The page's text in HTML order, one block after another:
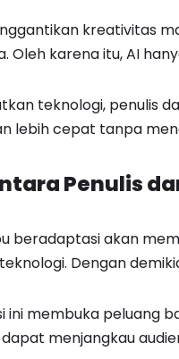
kreativitas
Oleh karena itu, AI
teknologi, penulis
lebih cepat tanpa
Penulis
beradaptasi akan
Dengan
ini membuka peluang
menjangkau